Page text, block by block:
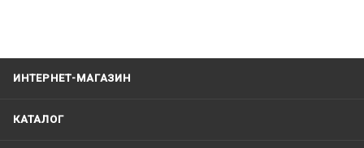
ИНТЕРНЕТ-МАГАЗИН
КАТАЛОГ